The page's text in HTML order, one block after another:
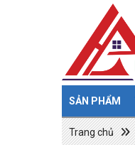
SẢN PHẨM
Trang chủ